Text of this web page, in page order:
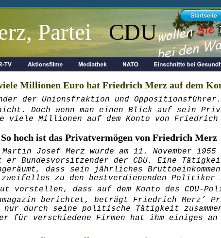
Partei CDU
Millionen Euro hat Friedrich Merz auf dem
der Unionsfraktion und
Doch wenn man einen Blick auf sein
viele Millionen auf dem Konto von
So hoch ist das Privatvermögen von Friedrich Merz
Josef Merz wurde am 11. November
er Bundesvorsitzender der CDU. Eine
dass sein jährliches
zu den bestverdienenden Politiker
vorstellen, dass auf dem Konto des CDU-
berichtet, beträgt Friedrich Merz’
nur durch seine politische Tätigkeit
für verschiedene Firmen hat ihm einiges an